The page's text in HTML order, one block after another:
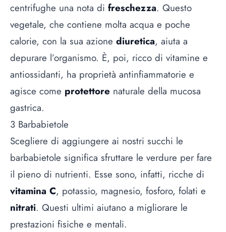
centrifughe una nota di freschezza. Questo
vegetale, che contiene molta acqua e poche
calorie, con la sua azione diuretica, aiuta a
depurare l’organismo. È, poi, ricco di vitamine e
antiossidanti, ha proprietà antinfiammatorie e
agisce come protettore naturale della mucosa
gastrica.
3 Barbabietole
Scegliere di aggiungere ai nostri succhi le
barbabietole significa sfruttare le verdure per fare
il pieno di nutrienti. Esse sono, infatti, ricche di
vitamina C, potassio, magnesio, fosforo, folati e
nitrati. Questi ultimi aiutano a migliorare le
prestazioni fisiche e mentali.